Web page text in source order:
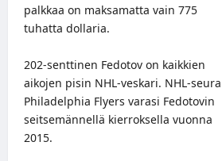
palkkaa on maksamatta vain 775
tuhatta dollaria.
202-senttinen Fedotov on kaikkien
aikojen pisin NHL-veskari. NHL-seura
Philadelphia Flyers varasi Fedotovin
seitsemännellä kierroksella vuonna
2015.